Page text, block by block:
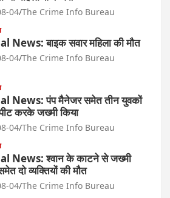
04 The Crime Info Bureau
News: बाइक सवार महिला की मौत
04 The Crime Info Bureau
News: पंप मैनेजर समेत तीन युवकों
करके जख्मी किया
04 The Crime Info Bureau
News: श्वान के काटने से जख्मी
दो व्यक्तियों की मौत
04 The Crime Info Bureau